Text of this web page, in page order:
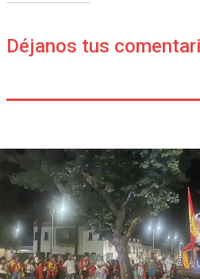
Déjanos tus